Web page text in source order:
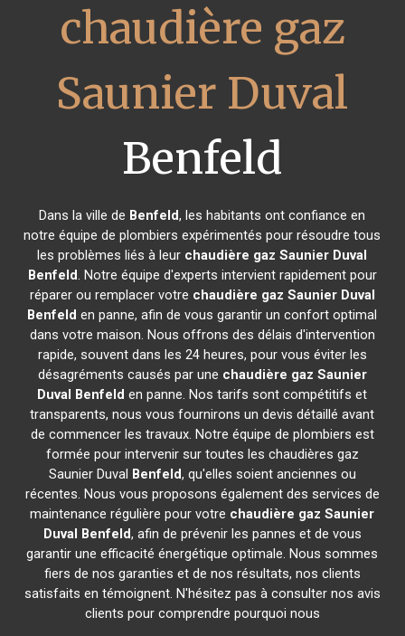
chaudière gaz
Saunier Duval
Benfeld
Dans la ville de Benfeld, les habitants ont confiance en
notre équipe de plombiers expérimentés pour résoudre tous
les problèmes liés à leur chaudière gaz Saunier Duval
Benfeld. Notre équipe d'experts intervient rapidement pour
réparer ou remplacer votre chaudière gaz Saunier Duval
Benfeld en panne, afin de vous garantir un confort optimal
dans votre maison. Nous offrons des délais d'intervention
rapide, souvent dans les 24 heures, pour vous éviter les
désagréments causés par une chaudière gaz Saunier
Duval Benfeld en panne. Nos tarifs sont compétitifs et
transparents, nous vous fournirons un devis détaillé avant
de commencer les travaux. Notre équipe de plombiers est
formée pour intervenir sur toutes les chaudières gaz
Saunier Duval Benfeld, qu'elles soient anciennes ou
récentes. Nous vous proposons également des services de
maintenance régulière pour votre chaudière gaz Saunier
Duval Benfeld, afin de prévenir les pannes et de vous
garantir une efficacité énergétique optimale. Nous sommes
fiers de nos garanties et de nos résultats, nos clients
satisfaits en témoignent. N'hésitez pas à consulter nos avis
clients pour comprendre pourquoi nous